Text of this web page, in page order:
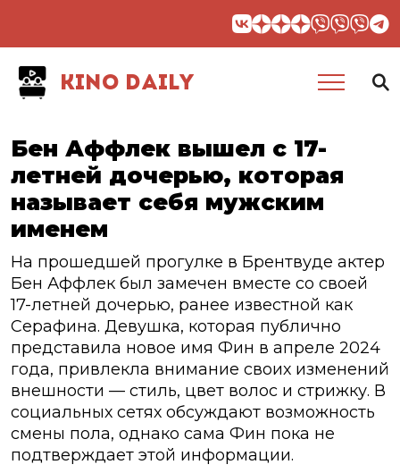
KINO DAILY
Бен Аффлек вышел с 17-
летней дочерью, которая
называет себя мужским
именем
На прошедшей прогулке в Брентвуде актер
Бен Аффлек был замечен вместе со своей
17-летней дочерью, ранее известной как
Серафина. Девушка, которая публично
представила новое имя Фин в апреле 2024
года, привлекла внимание своих изменений
внешности — стиль, цвет волос и стрижку. В
социальных сетях обсуждают возможность
смены пола, однако сама Фин пока не
подтверждает этой информации.